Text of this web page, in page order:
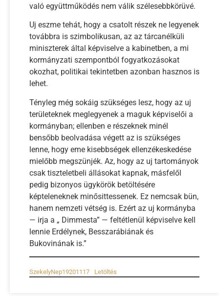
való együttműködés nem válik szélesebbkörüvé.
Uj eszme tehát, hogy a csatolt részek ne legyenek
továbbra is szimbolikusan, az az tárcanélküli
miniszterek által képviselve a kabinetben, a mi
kormányzati szempontból fogyatkozásokat
okozhat, politikai tekintetben azonban hasznos is
lehet.
Tényleg még sokáig szükséges lesz, hogy az uj
területeknek meglegyenek a maguk képviselői a
kormányban; ellenben e részeknek minél
bensőbb beolvadása végett az is szükséges
lenne, hogy eme kisebbségek ellenzékeskedése
mielőbb megszünjék. Az, hogy az uj tartományok
csak tiszteletbeli állásokat kapnak, másfelől
pedig bizonyos ügykörök betöltésére
képteleneknek minősittessenek. Ez nemcsak bün,
hanem nemzeti vétség is. Ezért az uj kormányba
— irja a „ Dimmesta” — feltétlenül képviselve kell
lennie Erdélynek, Besszarábiának és
Bukovinának is.”
SzekelyNep19201117 Letöltés